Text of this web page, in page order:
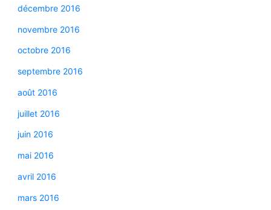
décembre 2016
novembre 2016
octobre 2016
septembre 2016
août 2016
juillet 2016
juin 2016
mai 2016
avril 2016
mars 2016